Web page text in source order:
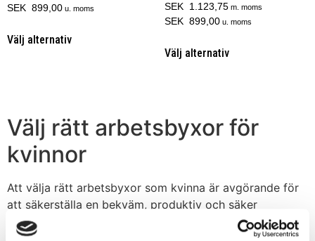
SEK 899,00 u. moms
Välj alternativ
SEK 1.123,75 m. moms
SEK 899,00 u. moms
Välj alternativ
Välj rätt arbetsbyxor för
kvinnor
Att välja rätt arbetsbyxor som kvinna är avgörande för
att säkerställa en bekväm, produktiv och säker
arbetsdag. Först och främst är passformen och
komforten avgörande. Arbetsbyxorna bör passa korrekt